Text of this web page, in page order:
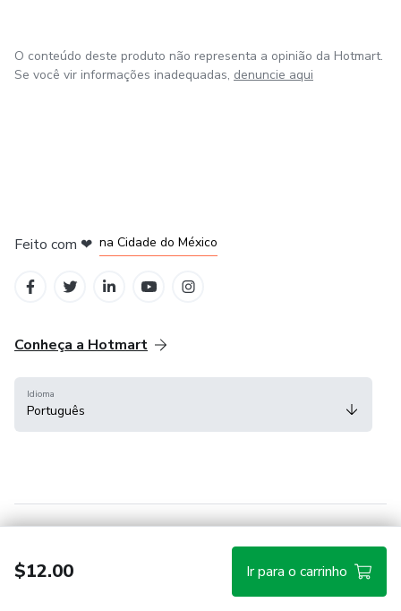
$12.00 Ir para o carrinho
O conteúdo deste produto não representa a opinião da Hotmart.
Se você vir informações inadequadas, denuncie aqui
Feito com ❤ na Cidade do México
Conheça a Hotmart
Idioma
Português
Hotmart — 2011-2026 © Todos os direitos reservados.